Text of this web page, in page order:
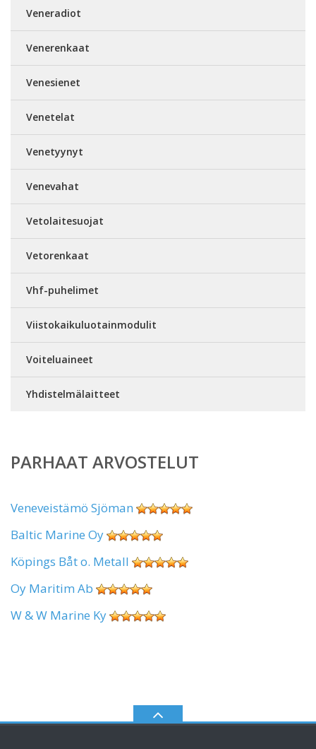
Veneradiot
Venerenkaat
Venesienet
Venetelat
Venetyynyt
Venevahat
Vetolaitesuojat
Vetorenkaat
Vhf-puhelimet
Viistokaikuluotainmodulit
Voiteluaineet
Yhdistelmälaitteet
PARHAAT ARVOSTELUT
Veneveistämö Sjöman
Baltic Marine Oy
Köpings Båt o. Metall
Oy Maritim Ab
W & W Marine Ky